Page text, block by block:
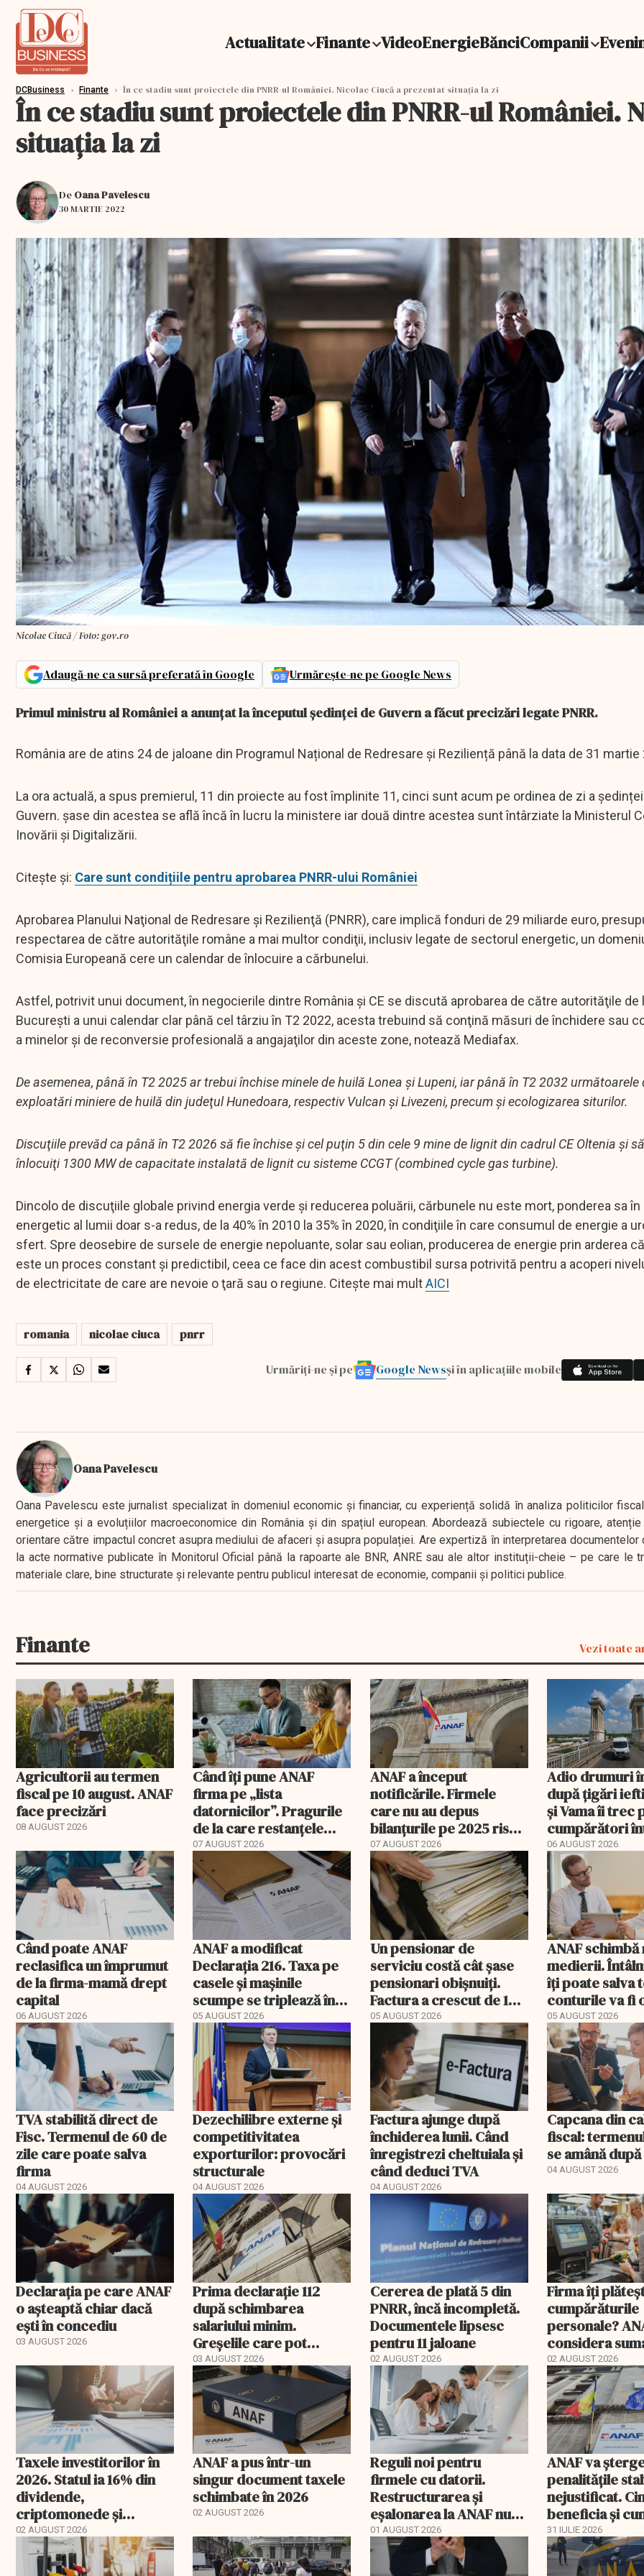
Actualitate Finante VideoEnergieBănciCompanii
DCBusiness › Finante › În ce stadiu sunt proiectele din PNRR-ul României. Nicolae Ciucă a prezentat situația la zi
În ce stadiu sunt proiectele din PNRR-ul României.
situația la zi
De Oana Pavelescu
30 MARTIE 2022
Nicolae Ciucă / Foto: gov.ro
Adaugă-ne ca sursă preferată în Google Urmărește-ne pe Google News
Primul ministru al României a anunțat la începutul ședinței de Guvern a făcut precizări legate PNRR.
România are de atins 24 de jaloane din Programul Național de Redresare și Reziliență până la data de 31 martie
La ora actuală, a spus premierul, 11 din proiecte au fost împlinite 11, cinci sunt acum pe ordinea de zi a
Guvern. șase din acestea se află încă în lucru la ministere iar două dintre acestea sunt întârziate la Ministerul
Inovării şi Digitalizării.
Citește și: Care sunt condițiile pentru aprobarea PNRR-ului României
Aprobarea Planului Naţional de Redresare şi Rezilienţă (PNRR), care implică fonduri de 29 miliarde euro,
respectarea de către autorităţile române a mai multor condiţii, inclusiv legate de sectorul energetic, un
Comisia Europeană cere un calendar de înlocuire a cărbunelui.
Astfel, potrivit unui document, în negocierile dintre România şi CE se discută aprobarea de către autorităţile de
Bucureşti a unui calendar clar până cel târziu în T2 2022, acesta trebuind să conţină măsuri de închidere sau
a minelor şi de reconversie profesională a angajaţilor din aceste zone, notează Mediafax.
De asemenea, până în T2 2025 ar trebui închise minele de huilă Lonea şi Lupeni, iar până în T2 2032 următoarele
exploatări miniere de huilă din judeţul Hunedoara, respectiv Vulcan şi Livezeni, precum şi ecologizarea siturilor.
Discuţiile prevăd ca până în T2 2026 să fie închise şi cel puţin 5 din cele 9 mine de lignit din cadrul CE Oltenia şi
înlocuiţi 1300 MW de capacitate instalată de lignit cu sisteme CCGT (combined cycle gas turbine).
Dincolo de discuţiile globale privind energia verde şi reducerea poluării, cărbunele nu este mort, ponderea sa în
energetic al lumii doar s-a redus, de la 40% în 2010 la 35% în 2020, în condiţiile în care consumul de energie a
sfert. Spre deosebire de sursele de energie nepoluante, solar sau eolian, producerea de energie prin arderea
este un proces constant şi predictibil, ceea ce face din acest combustibil sursa potrivită pentru a acoperi
de electricitate de care are nevoie o ţară sau o regiune. Citește mai multAICI
romania nicolae ciuca pnrr
Urmăriți-ne și pe Google Newsși în aplicațiile mobile
Oana Pavelescu
Oana Pavelescu este jurnalist specializat în domeniul economic și financiar, cu experiență solidă în analiza politicilor
energetice și a evoluțiilor macroeconomice din România și din spațiul european. Abordează subiectele cu rigoare,
orientare către impactul concret asupra mediului de afaceri și asupra populației. Are expertiză în interpretarea documentelor
la acte normative publicate în Monitorul Oficial până la rapoarte ale BNR, ANRE sau ale altor instituții-cheie – pe care le
materiale clare, bine structurate și relevante pentru publicul interesat de economie, companii și politici publice.
Finante Vezi toate
Agricultorii au termen
fiscal pe 10 august. ANAF
face precizări
08 AUGUST 2026
Când îți pune ANAF
firma pe „lista
datornicilor”. Pragurile
de la care restanțele
devin publice
07 AUGUST 2026
ANAF a început
notificările. Firmele
care nu au depus
bilanțurile pe 2025 riscă
să ajungă inactive fiscal
07 AUGUST 2026
Adio drumuri
după țigări
și Vama îi trec
cumpărători
registru
06 AUGUST 2026
Când poate ANAF
reclasifica un împrumut
de la firma-mamă drept
capital
06 AUGUST 2026
ANAF a modificat
Declarația 216. Taxa pe
casele și mașinile
scumpe se triplează în
2026
05 AUGUST 2026
Un pensionar de
serviciu costă cât șase
pensionari obișnuiți.
Factura a crescut de 14
ori mai repede
05 AUGUST 2026
ANAF
medierii.
îți poate salva
conturile va fi
05 AUGUST 2026
TVA stabilită direct de
Fisc. Termenul de 60 de
zile care poate salva
firma
04 AUGUST 2026
Dezechilibre externe și
competitivitatea
exporturilor: provocări
structurale
04 AUGUST 2026
Factura ajunge după
închiderea lunii. Când
înregistrezi cheltuiala și
când deduci TVA
04 AUGUST 2026
Capcana din
fiscal:
se amână
04 AUGUST 2026
Declarația pe care ANAF
o așteaptă chiar dacă
ești în concediu
03 AUGUST 2026
Prima declarație 112
după schimbarea
salariului minim.
Greșelile care pot
apărea în august
03 AUGUST 2026
Cererea de plată 5 din
PNRR, încă incompletă.
Documentele lipsesc
pentru 11 jaloane
02 AUGUST 2026
Firma îți
cumpărăturile
personale?
considera
Cu cât te
02 AUGUST 2026
Taxele investitorilor în
2026. Statul ia 16% din
dividende,
criptomonede și
anumite tranzacții
02 AUGUST 2026
ANAF a pus într-un
singur document taxele
schimbate în 2026
02 AUGUST 2026
Reguli noi pentru
firmele cu datorii.
Restructurarea și
eșalonarea la ANAF nu
mai pot fi folosite
simultan
01 AUGUST 2026
ANAF va
penalitățile
nejustificat.
beneficia și
recuperează
31 IULIE 2026